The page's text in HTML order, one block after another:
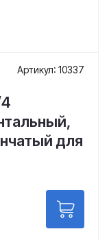
Артикул: 10337
для